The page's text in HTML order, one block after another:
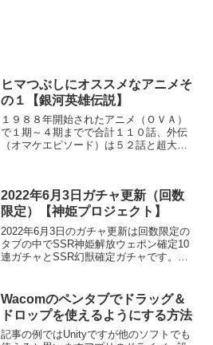
ヒマつぶしにオススメなアニメそ
の１【銀河英雄伝説】
１９８８年開始されたアニメ（ＯＶＡ）
で１期～４期までで合計１１０話、外伝
（オマケエピソード）は５２話と超大作
主に宇宙で戦闘を繰り返し...
2022年6月3日ガチャ更新（回数
限定）【神姫プロジェクト】
2022年6月3日のガチャ更新は回数限定の
タブの中でSSR神姫解放ウェポン確定10
連ガチャとSSR幻獣確定ガチャです。販
3000コインです。その他あとDMM側の...
Wacomのペンタブでドラッグ＆
ドロップを使えるようにする方法
記事の例ではUnityですが他のソフトでも